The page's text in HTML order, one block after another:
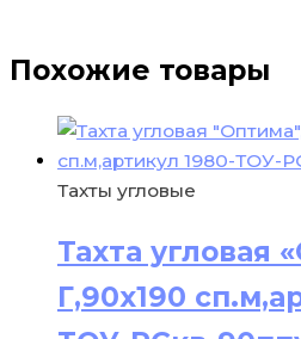
Похожие товары
Тахты угловые
Тахта угловая
Г,90х190